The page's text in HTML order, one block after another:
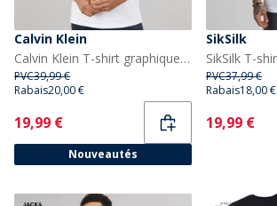
Calvin Klein
Calvin Klein T-shirt graphique de sport Homme Bright White
PVC39,99 €
Rabais20,00 €
Current
19,99 €
Nouveautés
SikSilk
PVC37,99 €
Rabais18,00 €
Current
19,99 €